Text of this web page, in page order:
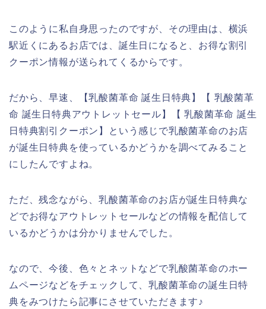
このように私自身思ったのですが、その理由は、横浜
駅近くにあるお店では、誕生日になると、お得な割引
クーポン情報が送られてくるからです。
だから、早速、【乳酸菌革命 誕生日特典】【 乳酸菌革
命 誕生日特典アウトレットセール】【 乳酸菌革命 誕生
日特典割引クーポン】という感じで乳酸菌革命のお店
が誕生日特典を使っているかどうかを調べてみること
にしたんですよね。
ただ、残念ながら、乳酸菌革命のお店が誕生日特典な
どでお得なアウトレットセールなどの情報を配信して
いるかどうかは分かりませんでした。
なので、今後、色々とネットなどで乳酸菌革命のホー
ムページなどをチェックして、乳酸菌革命の誕生日特
典をみつけたら記事にさせていただきます♪